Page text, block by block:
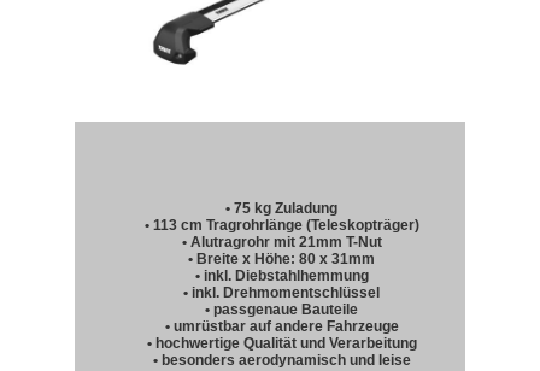
• 75 kg Zuladung
• 113 cm Tragrohrlänge (Teleskopträger)
• Alutragrohr mit 21mm T-Nut
• Breite x Höhe: 80 x 31mm
• inkl. Diebstahlhemmung
• inkl. Drehmomentschlüssel
• passgenaue Bauteile
• umrüstbar auf andere Fahrzeuge
• hochwertige Qualität und Verarbeitung
• besonders aerodynamisch und leise